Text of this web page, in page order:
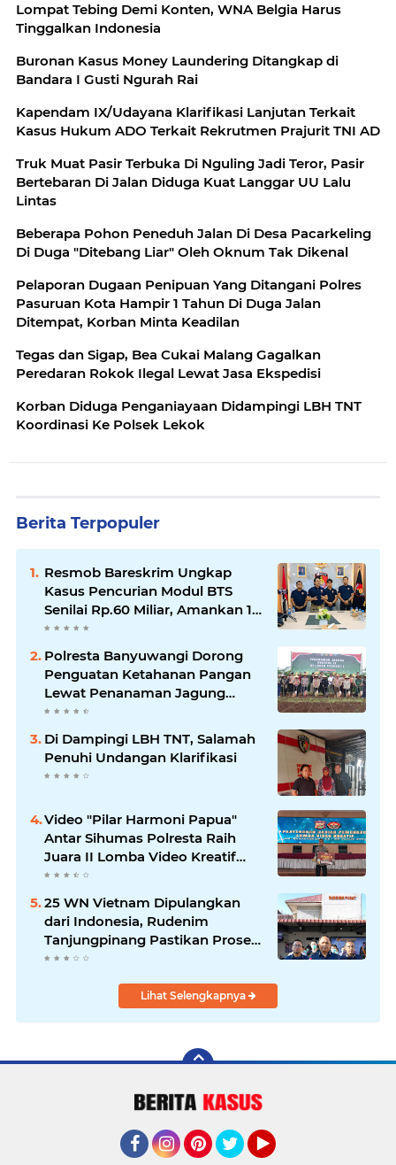
Lompat Tebing Demi Konten, WNA Belgia Harus
Tinggalkan Indonesia
Buronan Kasus Money Laundering Ditangkap di
Bandara I Gusti Ngurah Rai
Kapendam IX/Udayana Klarifikasi Lanjutan Terkait
Kasus Hukum ADO Terkait Rekrutmen Prajurit TNI AD
Truk Muat Pasir Terbuka Di Nguling Jadi Teror, Pasir
Bertebaran Di Jalan Diduga Kuat Langgar UU Lalu
Lintas
Beberapa Pohon Peneduh Jalan Di Desa Pacarkeling
Di Duga "Ditebang Liar" Oleh Oknum Tak Dikenal
Pelaporan Dugaan Penipuan Yang Ditangani Polres
Pasuruan Kota Hampir 1 Tahun Di Duga Jalan
Ditempat, Korban Minta Keadilan
Tegas dan Sigap, Bea Cukai Malang Gagalkan
Peredaran Rokok Ilegal Lewat Jasa Ekspedisi
Korban Diduga Penganiayaan Didampingi LBH TNT
Koordinasi Ke Polsek Lekok
Berita Terpopuler
Resmob Bareskrim Ungkap
Kasus Pencurian Modul BTS
Senilai Rp.60 Miliar, Amankan 12
Tersangka
Polresta Banyuwangi Dorong
Penguatan Ketahanan Pangan
Lewat Penanaman Jagung
Kuartal IV 2025
Di Dampingi LBH TNT, Salamah
Penuhi Undangan Klarifikasi
Video "Pilar Harmoni Papua"
Antar Sihumas Polresta Raih
Juara II Lomba Video Kreatif
Hari Bhayangkara ke-80
25 WN Vietnam Dipulangkan
dari Indonesia, Rudenim
Tanjungpinang Pastikan Proses
Sesuai Prosedur
Lihat Selengkapnya